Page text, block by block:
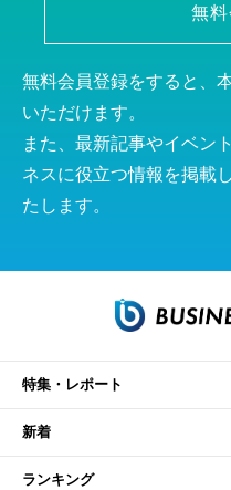
無
無料会員登録をすると、
いただけます。
また、最新記事やイベン
ネスに役立つ情報を掲載
たします。
特集・レポート
新着
ランキング